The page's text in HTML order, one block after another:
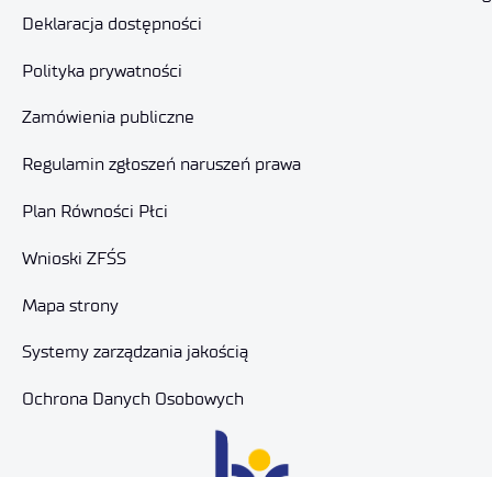
Deklaracja dostępności
Polityka prywatności
Zamówienia publiczne
Regulamin zgłoszeń naruszeń prawa
Plan Równości Płci
Wnioski ZFŚS
Mapa strony
Systemy zarządzania jakością
Ochrona Danych Osobowych